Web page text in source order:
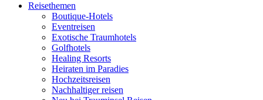
Reisethemen
Boutique-Hotels
Eventreisen
Exotische Traumhotels
Golfhotels
Healing Resorts
Heiraten im Paradies
Hochzeitsreisen
Nachhaltiger reisen